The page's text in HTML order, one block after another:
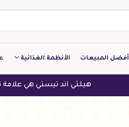
أفضل المبيعات الأنظمة الغذائية
منخفض الكربوهيدرات
منخفض البروتين
هيلثي اند تيستي هي علامة تجارية